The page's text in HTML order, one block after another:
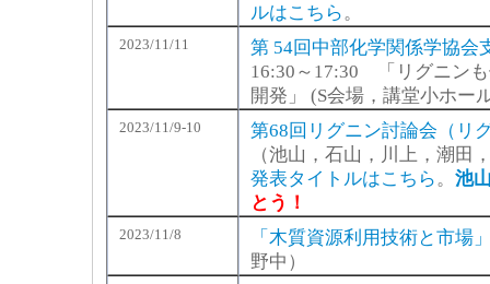
ルはこちら。
2023/11/11
第 54回中部化学関係学協会
16:30～17:30 「リグニン
開発」 (S会場，講堂小ホー
2023/11/9-10
第68回リグニン討論会（リ
（池山，石山，川上，潮田
発表タイトルはこちら。 池
とう！
2023/11/8
「木質資源利用技術と市場
野中）